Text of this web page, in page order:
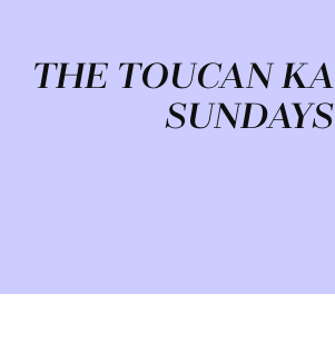
THE TOUCAN
SUNDAYS